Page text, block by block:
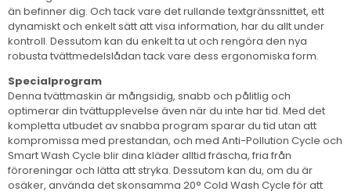
än befinner dig. Och tack vare det rullande textgränssnittet, ett
dynamiskt och enkelt sätt att visa information, har du allt under
kontroll. Dessutom kan du enkelt ta ut och rengöra den nya
robusta tvättmedelslådan tack vare dess ergonomiska form.
Specialprogram
Denna tvättmaskin är mångsidig, snabb och pålitlig och
optimerar din tvättupplevelse även när du inte har tid. Med det
kompletta utbudet av snabba program sparar du tid utan att
kompromissa med prestandan, och med Anti-Pollution Cycle och
Smart Wash Cycle blir dina kläder alltid fräscha, fria från
föroreningar och lätta att stryka. Dessutom kan du, om du är
osäker, använda det skonsamma 20° Cold Wash Cycle för att